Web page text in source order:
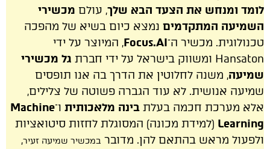
לומד ומנחש את הצעד הבא שלך, עולם מכשירי
השמיעה המתקדמים נמצא כיום בשיא של מהפכה
טכנולוגית. מכשיר ה־Focus.AI, המיוצר על ידי
Hansaton ומשווק בישראל על ידי חברת
גל מכשירי
שמיעה, משנה לחלוטין את הדרך בה אנו תופסים
שמיעה אנושית. לא עוד הגברה פשוטה של צלילים,
אלא מערכת חכמה בעלת בינה מלאכותית ו־Machine
Learning (למידת מכונה) המסוגלת לחזות סיטואציות
ולפעול מראש בהתאם להן. מדובר במכשיר שמיעה זעיר,